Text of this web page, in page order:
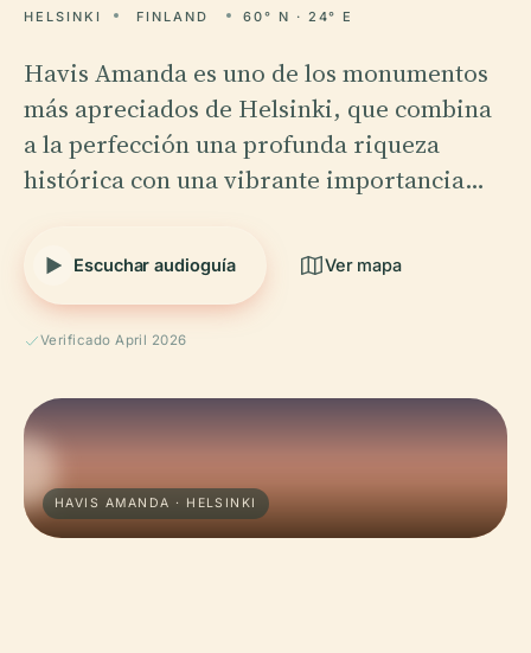
HELSINKI FINLAND 60° N · 24° E
Havis Amanda es uno de los monumentos
más apreciados de Helsinki, que combina
a la perfección una profunda riqueza
histórica con una vibrante importancia…
Escuchar audioguía Ver mapa
Verificado April 2026
HAVIS AMANDA · HELSINKI